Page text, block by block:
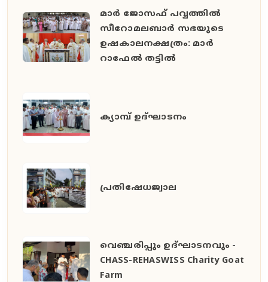
മാർ ജോസഫ് പവ്വത്തിൽ
സീറോമലബാർ സഭയുടെ
ഉഷകാലനക്ഷത്രം: മാർ
റാഫേൽ തട്ടിൽ
ക്യാമ്പ് ഉദ്ഘാടനം
പ്രതിഷേധജ്വാല
വെഞ്ചരിപ്പും ഉദ്ഘാടനവും -
CHASS-REHASWISS Charity Goat
Farm